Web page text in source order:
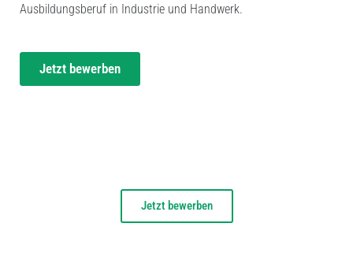
Ausbildungsberuf in Industrie und Handwerk.
Jetzt bewerben
Jetzt bewerben